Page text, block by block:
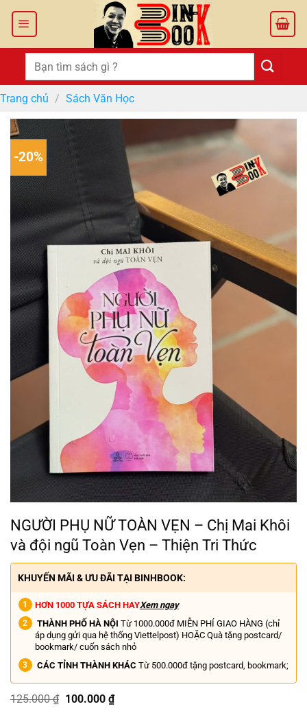
Tìm
kiếm:
Trang chủ / Sách Văn Học
-20%
NGƯỜI PHỤ NỮ TOÀN VẸN – Chị Mai Khôi
và đội ngũ Toàn Vẹn – Thiện Tri Thức
KHUYẾN MÃI & ƯU ĐÃI TẠI BINHBOOK:
HƠN 1000 TỰA SÁCH HAYXem ngay
THÀNH PHỐ HÀ NỘI Từ 1000.000đ MIỄN PHÍ GIAO HÀNG (chỉ
áp dụng gửi qua hệ thống Viettelpost) HOẶC Quà tặng postcard/
bookmark/ cuốn sách nhỏ
CÁC TỈNH THÀNH KHÁC Từ 500.000đ tặng postcard, bookmark;
125.000₫ Giá
100.000 ₫Giá